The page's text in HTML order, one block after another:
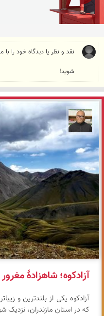
مازیار ذاکری
آزادکوه؛ شاهزادهٔ مغرور
آزادکوه یکی از بلندترین و
که در استان مازندران، نزدیک